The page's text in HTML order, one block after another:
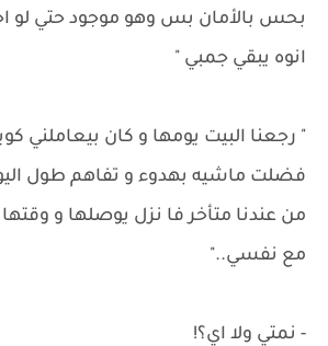
بحس بالأمان بس وهو موجود حتي لو
انوه يبقي جمبي "
" رجعنا البيت يومها و كان بيعاملني
فضلت ماشيه بهدوء و تفاهم طول
من عندنا متأخر فا نزل يوصلها و
مع نفسي.."
- نمتي ولا اي؟!